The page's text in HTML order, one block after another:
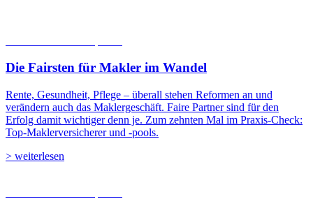
Die Fairsten für Makler im Wandel
Rente, Gesundheit, Pflege – überall stehen Reformen an und
verändern auch das Maklergeschäft. Faire Partner sind für den
Erfolg damit wichtiger denn je. Zum zehnten Mal im Praxis-Check:
Top-Maklerversicherer und -pools.
> weiterlesen